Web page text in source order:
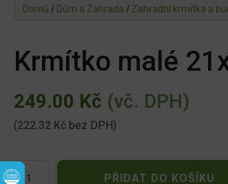
Domů / Dům a Zahrada / Zahradní krmítka a
Krmítko malé
249.00 Kč (vč. DPH)
(222.32 Kč bez DPH)
Krmítko
PŘIDAT DO KOŠÍKU